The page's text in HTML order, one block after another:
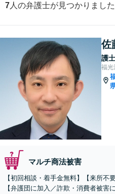
7 人の弁護士が見つかりました
佐
護士
福光
マルチ商法被害
【初回相談・着手金無料】【来所不
【弁護団に加入／詐欺・消費者被害